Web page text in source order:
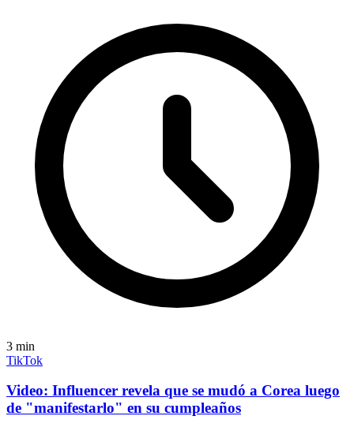
3 min
TikTok
Video: Influencer revela que se mudó a Corea luego
de "manifestarlo" en su cumpleaños